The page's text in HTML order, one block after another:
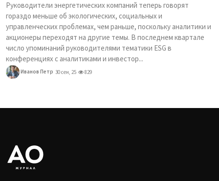
Руководители энергетических компаний теперь говорят
гораздо меньше об экологических, социальных и
управленческих проблемах, чем раньше, поскольку аналитики и
акционеры переходят на другие темы. В последнем квартале
число упоминаний руководителями тематики ESG в
конференциях с аналитиками и инвестор...
Иванов Петр 30 сен, 25 829